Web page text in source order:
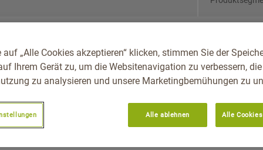
Reg.-Bez.
auf „Alle Cookies akzeptieren“ klicken, stimmen Sie der
Ihrem Gerät zu, um die Websitenavigation zu verbessern, die
zu analysieren und unsere Marketingbemühungen zu
Alle ablehnen Alle